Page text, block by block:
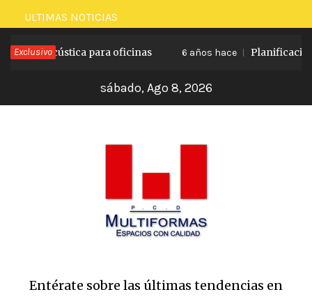
Saltar
al
contenido
ULTIMAS NOTICIAS
Exclusivo
para oficinas 6 años hace Planificación y
sábado, Ago 8, 2026
Entérate sobre las últimas tendencias en